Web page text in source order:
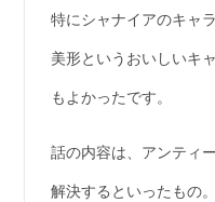
特にシャナイアのキャ
美形というおいしいキ
もよかったです。
話の内容は、アンティ
解決するといったもの